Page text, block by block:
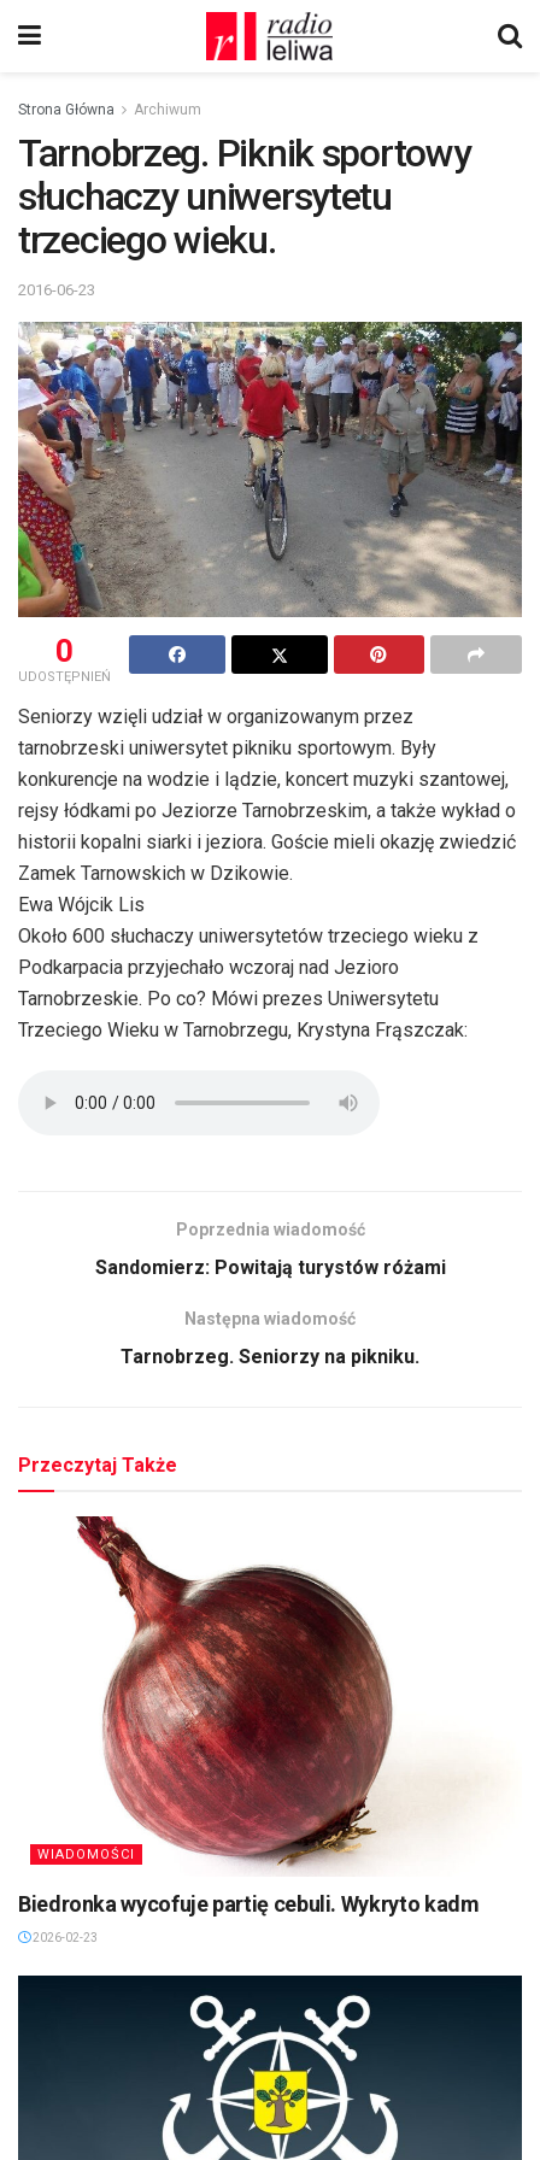
Strona Główna Archiwum
Tarnobrzeg. Piknik sportowy
słuchaczy uniwersytetu
trzeciego wieku.
2016-06-23
0
UDOSTĘPNIEŃ
Seniorzy wzięli udział w organizowanym przez
tarnobrzeski uniwersytet pikniku sportowym. Były
konkurencje na wodzie i lądzie, koncert muzyki szantowej,
rejsy łódkami po Jeziorze Tarnobrzeskim, a także wykład o
historii kopalni siarki i jeziora. Goście mieli okazję zwiedzić
Zamek Tarnowskich w Dzikowie.
Ewa Wójcik Lis
Około 600 słuchaczy uniwersytetów trzeciego wieku z
Podkarpacia przyjechało wczoraj nad Jezioro
Tarnobrzeskie. Po co? Mówi prezes Uniwersytetu
Trzeciego Wieku w Tarnobrzegu, Krystyna Frąszczak:
Poprzednia wiadomość
Sandomierz: Powitają turystów różami
Następna wiadomość
Tarnobrzeg. Seniorzy na pikniku.
Przeczytaj Także
WIADOMOŚCI
Biedronka wycofuje partię cebuli. Wykryto kadm
2026-02-23